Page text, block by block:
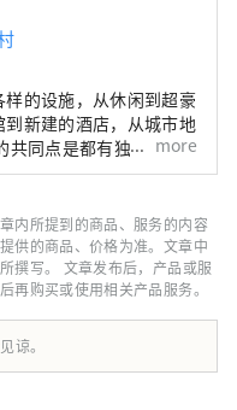
的设施，从休闲到超豪
新建的酒店，从城市地
共同点是都有独特的个
的记忆，创造定制且独
more
内所提到的商品、服务的内容
供的商品、价格为准。文章中
撰写。 文章发布后，产品或服
再购买或使用相关产品服务。
谅。